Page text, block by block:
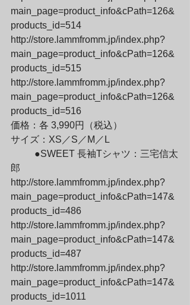
main_page=product_info&cPath=126&
products_id=514
http://store.lammfromm.jp/index.php?
main_page=product_info&cPath=126&
products_id=515
http://store.lammfromm.jp/index.php?
main_page=product_info&cPath=126&
products_id=516
価格：各 3,990円（税込）
サイズ：XS／S／M／L
郎
http://store.lammfromm.jp/index.php?
main_page=product_info&cPath=147&
products_id=486
http://store.lammfromm.jp/index.php?
main_page=product_info&cPath=147&
products_id=487
http://store.lammfromm.jp/index.php?
main_page=product_info&cPath=147&
products_id=1011